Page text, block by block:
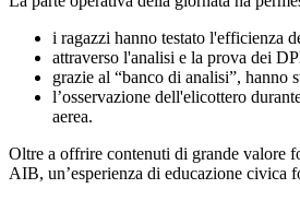
i ragazzi hanno testato l'efficienza
attraverso l'analisi e la prova dei
grazie al “banco di analisi”, hanno
l’osservazione dell'elicottero
aerea.
Oltre a offrire contenuti di grande valore
AIB, un’esperienza di educazione civica